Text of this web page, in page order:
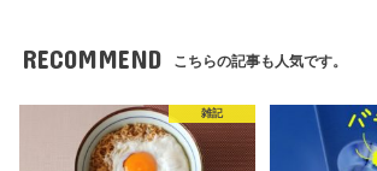
RECOMMEND こちらの記事も人気です。
雑記